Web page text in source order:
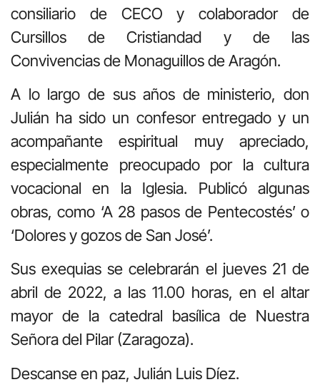
consiliario de CECO y colaborador de
Cursillos de Cristiandad y de las
Convivencias de Monaguillos de Aragón.
A lo largo de sus años de ministerio, don
Julián ha sido un confesor entregado y un
acompañante espiritual muy apreciado,
especialmente preocupado por la cultura
vocacional en la Iglesia. Publicó algunas
obras, como ‘A 28 pasos de Pentecostés’ o
‘Dolores y gozos de San José’.
Sus exequias se celebrarán el jueves 21 de
abril de 2022, a las 11.00 horas, en el altar
mayor de la catedral basílica de Nuestra
Señora del Pilar (Zaragoza).
Descanse en paz, Julián Luis Díez.